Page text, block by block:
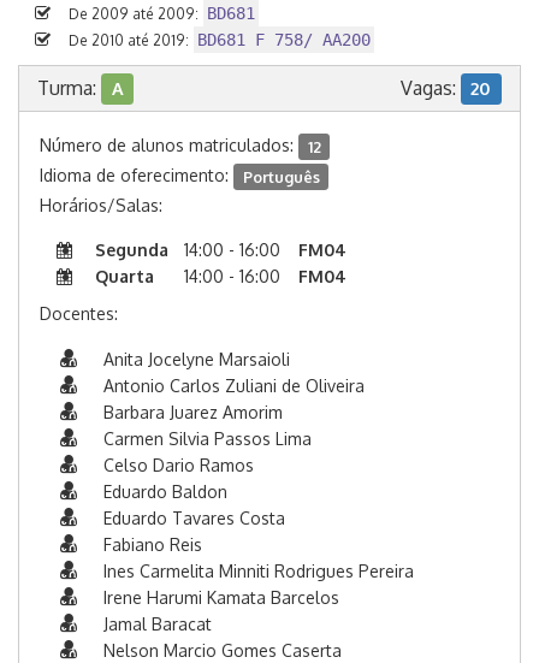
De 2009 até 2009: BD681
De 2010 até 2019: BD681 F 758/ AA200
Turma: A Vagas: 20
Número de alunos matriculados: 12
Idioma de oferecimento: Português
Horários/Salas:
Segunda 14:00 - 16:00
FM04
Quarta
14:00 - 16:00
FM04
Docentes:
Anita Jocelyne Marsaioli
Antonio Carlos Zuliani de Oliveira
Barbara Juarez Amorim
Carmen Silvia Passos Lima
Celso Dario Ramos
Eduardo Baldon
Eduardo Tavares Costa
Fabiano Reis
Ines Carmelita Minniti Rodrigues Pereira
Irene Harumi Kamata Barcelos
Jamal Baracat
Nelson Marcio Gomes Caserta